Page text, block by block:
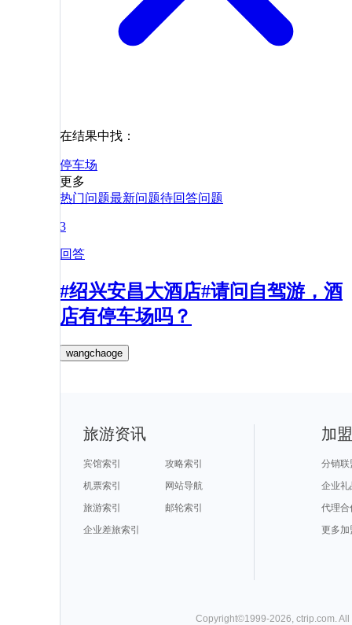
在结果中找：
停车场
更多
热门问题最新问题待回答问题
3
回答
#绍兴安昌大酒店#请问自驾游，酒
店有停车场吗？
wangchaoge
旅游资讯
宾馆索引
攻略索引
机票索引
网站导航
旅游索引
邮轮索引
企业差旅索引
加
分销联
企业礼
代理合
更多加
Copyright©1999-2026 ctrip.com .